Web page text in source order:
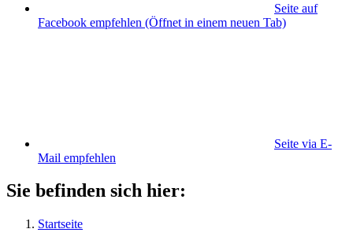
Seite auf
Facebook empfehlen (Öffnet in einem neuen Tab)
Seite via E-
Mail empfehlen
Sie befinden sich hier:
Startseite